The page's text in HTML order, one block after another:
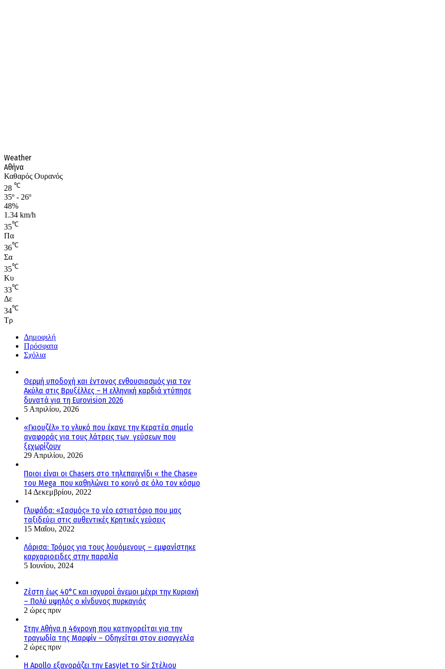
Weather
Αθήνα
Καθαρός Ουρανός
28 ℃
35º - 26º
48%
1.34 km/h
35℃
Πα
36℃
Σα
35℃
Κυ
33℃
Δε
34℃
Τρ
Δημοφιλή
Πρόσφατα
Σχόλια
Θερμή υποδοχή και έντονος ενθουσιασμός για τον
Ακύλα στις Βρυξέλλες – Η ελληνική καρδιά χτύπησε
δυνατά για τη Eurovision 2026
5 Απριλίου, 2026
«Γκιουζέλ» το γλυκό που έκανε την Κερατέα σημείο
αναφοράς για τους λάτρεις των γεύσεων που
ξεχωρίζουν
29 Απριλίου, 2026
Ποιοι είναι οι Chasers στο τηλεπαιχνίδι « the Chase»
του Mega που καθηλώνει το κοινό σε όλο τον κόσμο
14 Δεκεμβρίου, 2022
Γλυφάδα: «Σασμός» το νέο εστιατόριο που μας
ταξιδεύει στις αυθεντικές Κρητικές γεύσεις
15 Μαΐου, 2022
Λάρισα: Τρόμος για τους λουόμενους – εμφανίστηκε
καρχαριοειδες στην παραλία
5 Ιουνίου, 2024
Ζέστη έως 40°C και ισχυροί άνεμοι μέχρι την Κυριακή
– Πολύ υψηλός ο κίνδυνος πυρκαγιάς
2 ώρες πριν
Στην Αθήνα η 46χρονη που κατηγορείται για την
τραγωδία της Μαρφίν – Οδηγείται στον εισαγγελέα
2 ώρες πριν
Η Apollo εξαγοράζει την EasyJet το Sir Στέλιου